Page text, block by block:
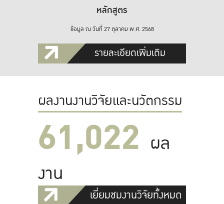
หลักสูตร
ข้อมูล ณ วันที่ 27 ตุลาคม พ.ศ. 2568
รายละเอียดเพิ่มเติม
ผลงานงานวิจัยและนวัตกรรม
61,022 ผล
งาน
เยี่ยมชมงานวิจัยทั้งหมด